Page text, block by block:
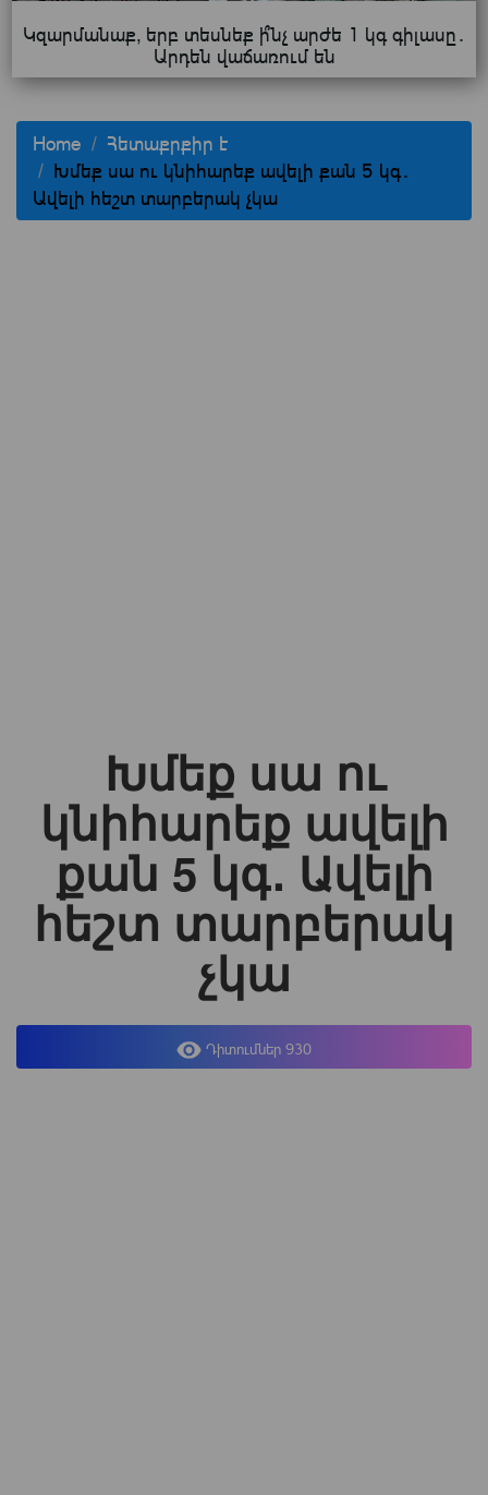
Կզարմանաք, երբ տեսնեք ի՞նչ արժե 1 կգ գիլասը․
Արդեն վաճառում են
Home
Հետաքրքիր է
Խմեք սա ու կնիհարեք ավելի քան 5 կգ․
Ավելի հեշտ տարբերակ չկա
Խմեք սա ու
կնիհարեք ավելի
քան 5 կգ․ Ավելի
հեշտ տարբերակ
չկա
Դիտումներ 930